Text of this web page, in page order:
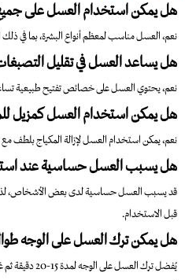
هل يمكن استخدام العسل على جميع
نعم، العسل مناسب لمعظم أنواع البشرة، بما في
هل يساعد العسل في تقليل التصبغات
نعم، يحتوي العسل على خصائص تفتيح طبيعية
هل يمكن استخدام العسل كمزيل
نعم، يمكن استخدام العسل لإزالة المكياج بلطف
هل يسبب العسل حساسية عند
قد يسبب العسل حساسية لدى بعض الأشخاص، لذا
قبل الاستخدام.
هل يمكن ترك العسل على الوجه
يُفضل ترك العسل